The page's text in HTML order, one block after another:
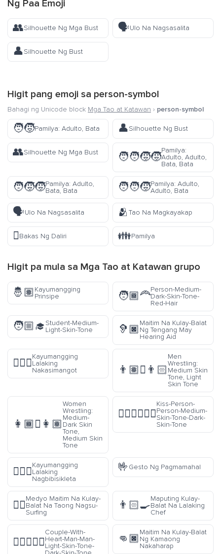
Ng Paa Emoji
👥Silhouette Ng Mga Bust 🗣️Ulo Na Nagsasalita
👤Silhouette Ng Bust
Higit pang emoji sa person-symbol
Bahagi ng Unicode block Mga Tao at Katawan › person-symbol
🧑‍🧒Pamilya: Adulto, Bata 👤Silhouette Ng Bust
👥Silhouette Ng Mga Bust 🧑‍🧑‍🧒‍🧒
Pamilya:
Adulto, Adulto,
Bata, Bata
🧑‍🧒‍🧒Pamilya: Adulto,
Bata, Bata
🧑‍🧑‍🧒Pamilya: Adulto,
Adulto, Bata
🗣️Ulo Na Nagsasalita 🫂 Tao Na Magkayakap
🫆Bakas Ng Daliri 👪Pamilya
Higit pa mula sa Mga Tao at Katawan grupo
🤴🏽Kayumangging
Prinsipe
🧑🏾‍🦰
Person-Medium-
Dark-Skin-Tone-
Red-Hair
🧑🏼‍🎓Student-Medium-
Light-Skin-Tone
🦻🏿
Maitim Na Kulay-Balat
Ng Tengang May
Hearing Aid
🙍🏽‍♂️
Kayumangging
Lalaking
Nakasimangot
👨🏽‍🫯‍👨🏻
Men
Wrestling:
Medium Skin
Tone, Light
Skin Tone
👩🏾‍🫯‍👩🏽
Women
Wrestling:
Medium-
Dark Skin
Tone,
Medium Skin
Tone
🧑🏽‍❤️‍💋‍🧑🏿
Kiss-Person-
Person-Medium-
Skin-Tone-Dark-
Skin-Tone
🚴🏽‍♂️
Kayumangging
Lalaking
Nagbibisikleta
🤟Gesto Ng Pagmamahal
🏄🏾
Medyo Maitim Na Kulay-
Balat Na Taong Nagsu-
Surfing
👨🏻‍🍳
Maputing Kulay-
Balat Na Lalaking
Chef
👨🏻‍❤️‍👨🏿
Couple-With-
Heart-Man-Man-
Light-Skin-Tone-
👊🏿
Maitim Na Kulay-Balat
Ng Kamaong
Nakaharap